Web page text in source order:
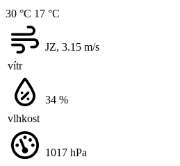
30 °C 17 °C
vítr
JZ, 3.15 m/s
vlhkost
34 %
1017 hPa